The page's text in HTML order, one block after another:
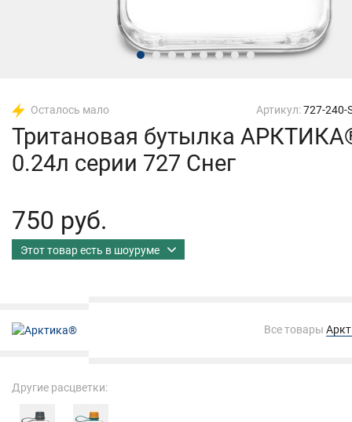
Осталось мало Артикул:727-240-
Тритановая бутылка
0.24л серии 727 Снег
750 руб.
Этот товар есть в шоуруме
Все товары
Другие расцветки: